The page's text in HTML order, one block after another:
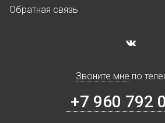
Обратная связь
Звоните мне по
+7 960 792